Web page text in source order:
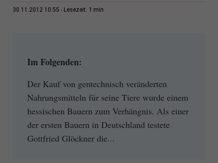
30.11.2012 10:55 Lesezeit: 1 min
Im Folgenden:
Der Kauf von gentechnisch veränderten
Nahrungsmitteln für seine Tiere wurde einem
hessischen Bauern zum Verhängnis. Als einer
der ersten Bauern in Deutschland testete
Gottfried Glöckner die...